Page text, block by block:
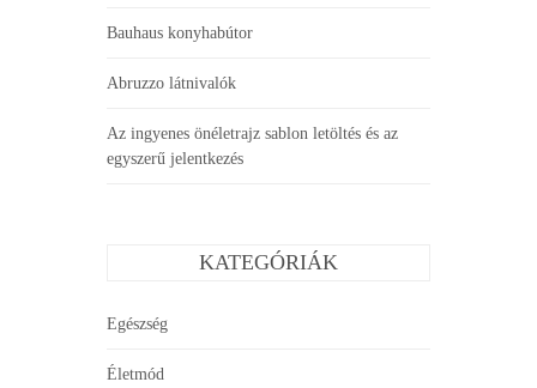
Bauhaus konyhabútor
Abruzzo látnivalók
Az ingyenes önéletrajz sablon letöltés és az
egyszerű jelentkezés
KATEGÓRIÁK
Egészség
Életmód